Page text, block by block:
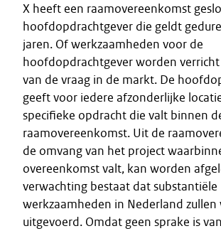
X heeft een raamovereenkomst
hoofdopdrachtgever die geldt
jaren. Of werkzaamheden voor de
hoofdopdrachtgever worden
van de vraag in de markt. De
geeft voor iedere afzonderlijke
specifieke opdracht die valt binnen
raamovereenkomst. Uit de
de omvang van het project
overeenkomst valt, kan worden
verwachting bestaat dat substantiële
werkzaamheden in Nederland zullen
uitgevoerd. Omdat geen sprake is